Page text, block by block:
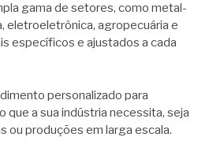
gama de setores, como metal-
eletroeletrônica, agropecuária e
específicos e ajustados a cada
personalizado para
que a sua indústria necessita, seja
ou produções em larga escala.